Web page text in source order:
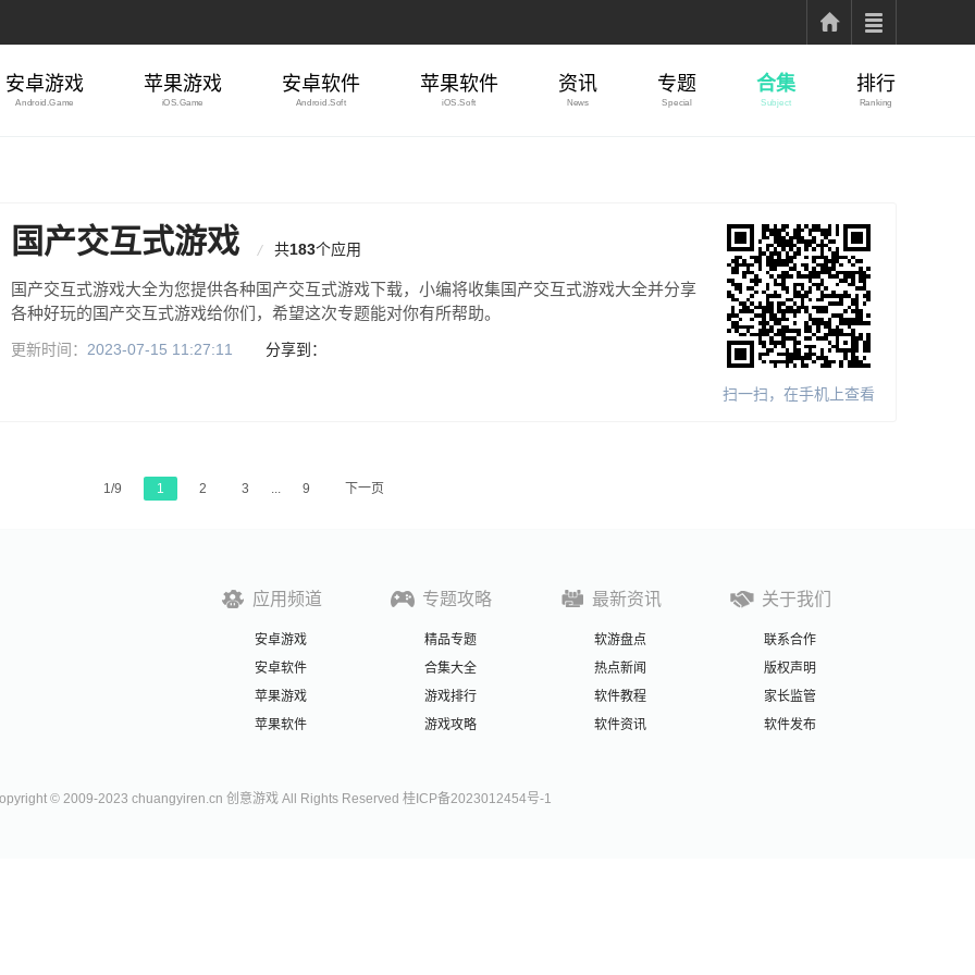
安卓游戏
Android.Game
苹果游戏
iOS.Game
安卓软件
Android.Soft
苹果软件
iOS.Soft
资讯
News
专题
Special
合集
Subject
排行
Ranking
国产交互式游戏 共183个应用
国产交互式游戏大全为您提供各种国产交互式游戏下载，小编将收集国产交互式游戏大全并分享
各种好玩的国产交互式游戏给你们，希望这次专题能对你有所帮助。
更新时间： 2023-07-15 11:27:11 分享到：
扫一扫，在手机上查看
1/9 1 2 3 ... 9 下一页
应用频道
安卓游戏
安卓软件
苹果游戏
苹果软件
专题攻略
精品专题
合集大全
游戏排行
游戏攻略
最新资讯
软游盘点
热点新闻
软件教程
软件资讯
关于我们
联系合作
版权声明
家长监管
软件发布
© 2009-2023 chuangyiren.cn 创意游戏 All Rights Reserved 桂ICP备2023012454号-1